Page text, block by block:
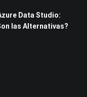
Data Studio:
las Alternativas?